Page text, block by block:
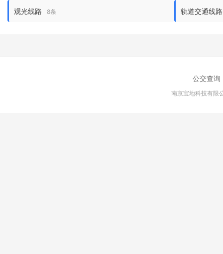
观光线路 8条 轨道交通线路
公交查询
南京宝地科技有限